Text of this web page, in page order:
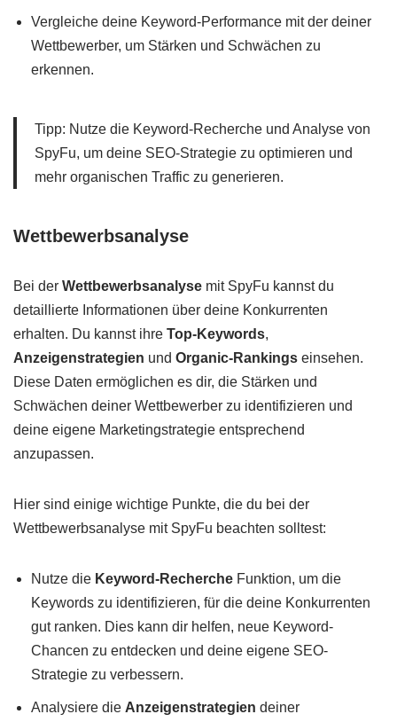
Vergleiche deine Keyword-Performance mit der deiner
Wettbewerber, um Stärken und Schwächen zu
erkennen.
Tipp: Nutze die Keyword-Recherche und Analyse von
SpyFu, um deine SEO-Strategie zu optimieren und
mehr organischen Traffic zu generieren.
Wettbewerbsanalyse
Bei der Wettbewerbsanalyse mit SpyFu kannst du
detaillierte Informationen über deine Konkurrenten
erhalten. Du kannst ihre Top-Keywords,
Anzeigenstrategien und Organic-Rankings einsehen.
Diese Daten ermöglichen es dir, die Stärken und
Schwächen deiner Wettbewerber zu identifizieren und
deine eigene Marketingstrategie entsprechend
anzupassen.
Hier sind einige wichtige Punkte, die du bei der
Wettbewerbsanalyse mit SpyFu beachten solltest:
Nutze die Keyword-Recherche Funktion, um die
Keywords zu identifizieren, für die deine Konkurrenten
gut ranken. Dies kann dir helfen, neue Keyword-
Chancen zu entdecken und deine eigene SEO-
Strategie zu verbessern.
Analysiere die Anzeigenstrategien deiner